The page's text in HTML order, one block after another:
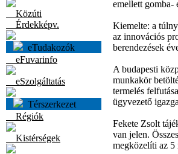
Közúti
Érdekképv.
eTudakozók
eFuvarinfo
eSzolgáltatás
Térszerkezet
Régiók
Kistérségek
emellett gomba-
Kiemelte: a
az innovációs
berendezések
A budapesti
munkakör
termelés
ügyvezető
Fekete Zsolt
van jelen.
megközelíti az